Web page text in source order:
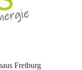
Freiburg